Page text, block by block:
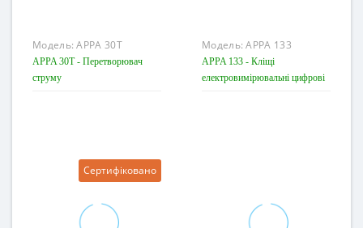
Модель:APPA 30T
APPA 30T - Перетворювач
струму
Модель:APPA 133
APPA 133 - Кліщі
електровимірювальні цифрові
Сертифіковано